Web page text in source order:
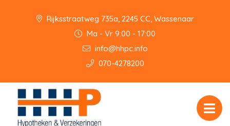
Rijksstraatweg 735a, 2245 CC, Wassenaar
Ma - Vr 9:00 - 17:00
info@hhpc.info
070-4278200